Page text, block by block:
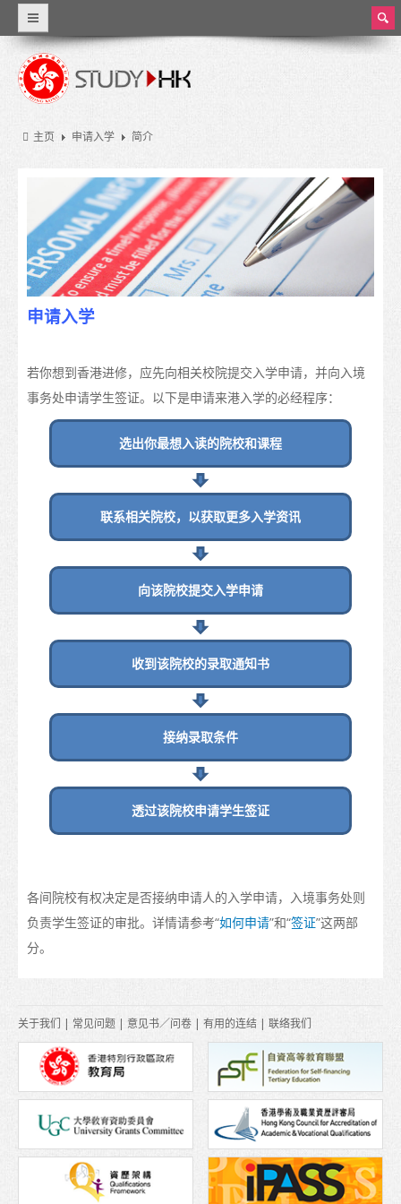
为什么选择香港
世界级教育
香港教育
香港的教育制度
学费和生活费
奖学金
大学和高等教育
课程名单
职业专才教育
资历架构
“香港发展为国际教育枢纽”的政策
香港院校的校历
更多升学选择
升学途径
申请入学
如何申请
入学要求
住宿
支援服务
医疗和安全
保险
理财
电讯
ear
ch
主页 申请入学 简介
申请入学
若你想到香港进修，应先向相关校院提交入学申请，并向入境
事务处申请学生签证。以下是申请来港入学的必经程序：
选出你最想入读的院校和课程
联系相关院校，以获取更多入学资讯
向该院校提交入学申请
收到该院校的录取通知书
接纳录取条件
透过该院校申请学生签证
各间院校有权决定是否接纳申请人的入学申请，入境事务处则
负责学生签证的审批。详情请参考“如何申请”和“签证”这两部
分。
关于我们 | 常见问题 | 意见书／问卷 | 有用的连结 | 联络我们